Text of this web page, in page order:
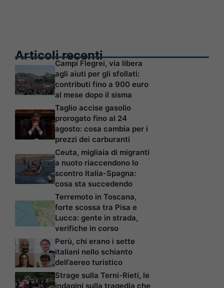
Articoli recenti
Campi Flegrei, via libera
agli aiuti per gli sfollati:
contributi fino a 900 euro
al mese dopo il sisma
Taglio accise gasolio
prorogato fino al 24
agosto: cosa cambia per i
prezzi dei carburanti
Ceuta, migliaia di migranti
a nuoto riaccendono lo
scontro Italia-Spagna:
cosa sta succedendo
Terremoto in Toscana,
forte scossa tra Pisa e
Lucca: gente in strada,
verifiche in corso
Perù, chi erano i sette
italiani nello schianto
dell’aereo turistico
Strage sulla Terni-Rieti, le
indagini sulla tragedia che